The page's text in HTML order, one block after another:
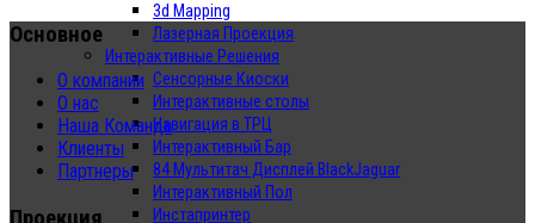
3d Mapping
Лазерная Проекция
Интерактивные Решения
Сенсорные Киоски
Интерактивные столы
Навигация в ТРЦ
Интерактивный Бар
84 Мультитач Дисплей BlackJaguar
Интерактивный Пол
Инстапринтер
Основное
О компании
О нас
Наша Команда
Клиенты
Партнеры